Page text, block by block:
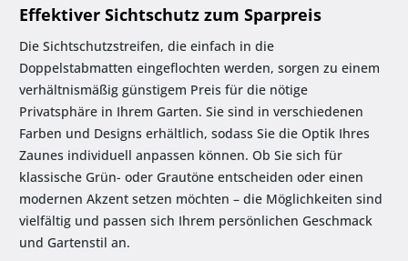
Effektiver Sichtschutz zum Sparpreis
Die Sichtschutzstreifen, die einfach in die
Doppelstabmatten eingeflochten werden, sorgen zu einem
verhältnismäßig günstigem Preis für die nötige
Privatsphäre in Ihrem Garten. Sie sind in verschiedenen
Farben und Designs erhältlich, sodass Sie die Optik Ihres
Zaunes individuell anpassen können. Ob Sie sich für
klassische Grün- oder Grautöne entscheiden oder einen
modernen Akzent setzen möchten – die Möglichkeiten sind
vielfältig und passen sich Ihrem persönlichen Geschmack
und Gartenstil an.